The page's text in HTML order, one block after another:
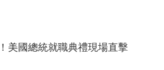
美國總統就職典禮現場直擊